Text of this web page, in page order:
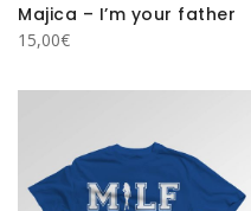
Majica – I’m your father
15,00€